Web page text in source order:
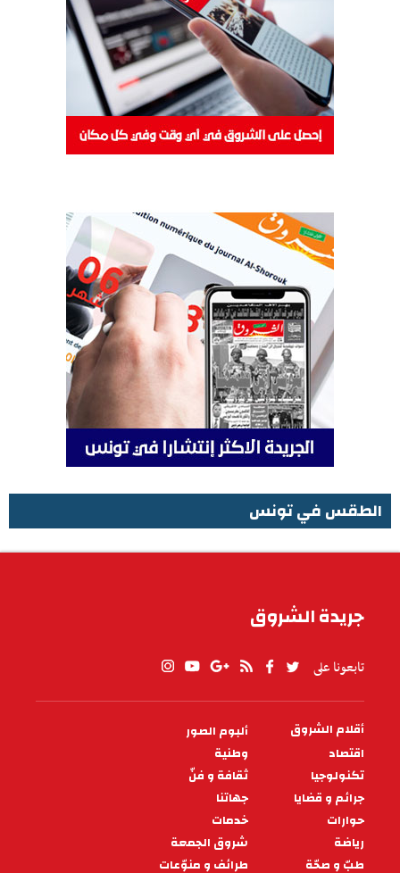
الطقس في تونس
جريدة الشروق
تابعونا على
PIED
DE
PAGE
أقلام الشروق
ألبوم الصور
اقتصاد
وطنية
تكنولوجيا
ثقافة و فنّ
جرائم و قضايا
جهاتنا
حوارات
خدمات
رياضة
شروق الجمعة
طبّ و صحّة
طرائف و منوّعات